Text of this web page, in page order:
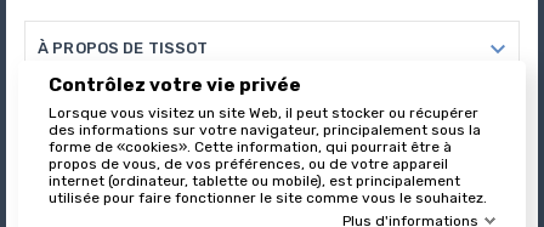
À PROPOS DE TISSOT 
VOTRE COMPTE
INFORMATIONS
Contrôlez votre vie privée
Lorsque vous visitez un site Web, il peut stocker ou récupérer
des informations sur votre navigateur, principalement sous la
forme de «cookies». Cette information, qui pourrait être à
propos de vous, de vos préférences, ou de votre appareil
internet (ordinateur, tablette ou mobile), est principalement
utilisée pour faire fonctionner le site comme vous le souhaitez.
Plus d'informations